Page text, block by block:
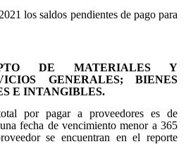
los saldos pendientes de pago para
DE MATERIALES Y
GENERALES; BIENES
E INTANGIBLES.
pagar a proveedores es de
fecha de vencimiento menor a 365
se encuentran en el reporte